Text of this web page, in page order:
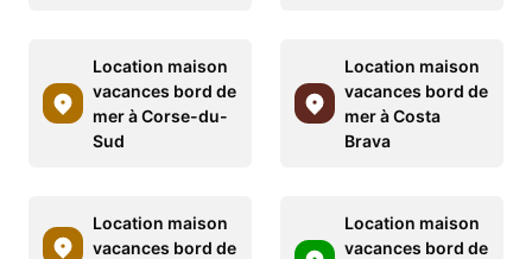
Location maison
vacances bord de
mer à Corse-du-
Sud
Location maison
vacances bord de
mer à Costa
Brava
Location maison
vacances bord de
Location maison
vacances bord de